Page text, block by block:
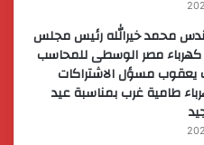
محمد خيرالله رئيس مجلس
كهرباء مصر الوسطى للمحاسب
مسؤل الاشتراكات
طامية غرب بمناسبة عيد